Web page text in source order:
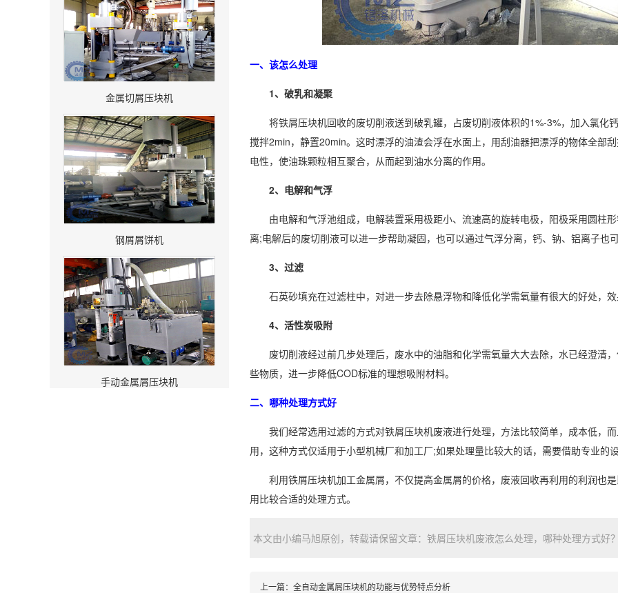
一、该怎么处理
1、破乳和凝聚
将铁屑压块机回收的废切削液送到破乳罐，占废切削液体积的1%-3%，加入氯化
搅拌2min，静置20min。这时漂浮的油渣会浮在水面上，用刮油器把漂浮的物体全部
电性，使油珠颗粒相互聚合，从而起到油水分离的作用。
2、电解和气浮
由电解和气浮池组成，电解装置采用极距小、流速高的旋转电极，阳极采用圆柱
离;电解后的废切削液可以进一步帮助凝固，也可以通过气浮分离，钙、钠、铝离子也
3、过滤
石英砂填充在过滤柱中，对进一步去除悬浮物和降低化学需氧量有很大的好处，
4、活性炭吸附
废切削液经过前几步处理后，废水中的油脂和化学需氧量大大去除，水已经澄清
些物质，进一步降低COD标准的理想吸附材料。
二、哪种处理方式好
我们经常选用过滤的方式对铁屑压块机废液进行处理，方法比较简单，成本低，
用，这种方式仅适用于小型机械厂和加工厂;如果处理量比较大的话，需要借助专业的
利用铁屑压块机加工金属屑，不仅提高金属屑的价格，废液回收再利用的利润也
用比较合适的处理方式。
本文由小编马旭原创，转载请保留文章：铁屑压块机废液怎么处理，哪种处理方式
上一篇：全自动金属屑压块机的功能与优势特点分析
金属切屑压块机
钢屑屑饼机
手动金属屑压块机